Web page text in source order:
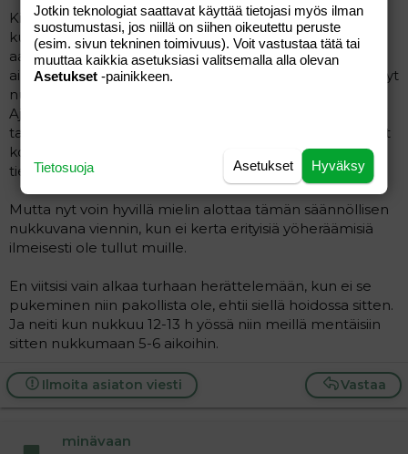
Kiitos kokemuksista, ilmeisesti ei ole ongelmia sen
kummemmin tullut kun lapsi vaan on tottunut tohon
aamulliseen menoon. Minä olen tämän puolenvuoden
aikana minkä neiti on hoidossa ollut nelisen kertaa vienyt
nukkuvana, eli herännyt sitten yhtäkkiä hoidossa.
Ajattelin että tuli, ainakin kun ei ollut tottunut, sitä
tarkistamista sitten seuraavana aamuna että olenko nyt
kotona vai missä. Eipä noista lapsukaisten ajatuksista
tiedä.
Mutta nyt voin hyvillä mielin alottaa tämän säännöllisen
nukkuvana viennin, kun ei kerta erityisiä yöheräämisiä
ilmeisesti ole tullut muille.
En viitsisi vain alkaa turhaan herättelemään, kun ei se
pukeminen niin pakollista ole, ehtii siellä hoidossa sitten.
Ja neiti kun nukkuu 12-13 h yössä niin meillä mentäisiin
sitten nukkumaan 5-6 aikoihin.
Vastaa
Ilmoita asiaton viesti
minävaan
Jotkin teknologiat saattavat käyttää tietojasi myös ilman
suostumustasi, jos niillä on siihen oikeutettu peruste
(esim. sivun tekninen toimivuus). Voit vastustaa tätä tai
muuttaa kaikkia asetuksiasi valitsemalla alla olevan
Asetukset -painikkeen.
Hyväksy
Asetukset
Tietosuoja